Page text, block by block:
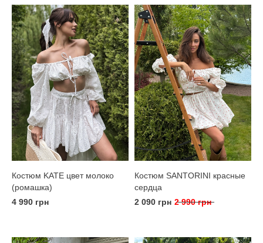
Костюм KATE цвет молоко
(ромашка)
4 990 грн
Костюм SANTORINI красные
сердца
2 090 грн 2 990 грн